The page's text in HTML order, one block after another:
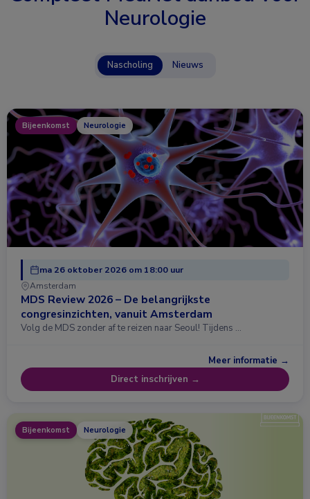
Neurologie
Nascholing Nieuws
Bijeenkomst Neurologie
ma 26 oktober 2026 om 18:00 uur
Amsterdam
MDS Review 2026 – De belangrijkste
congresinzichten, vanuit Amsterdam
Volg de MDS zonder af te reizen naar Seoul! Tijdens …
Meer informatie →
Direct inschrijven →
Bijeenkomst Neurologie